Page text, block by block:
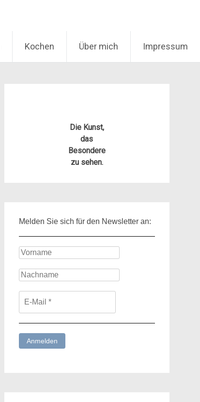
Kochen Über mich Impressum
Die Kunst,
das
Besondere
zu sehen.
Melden Sie sich für den Newsletter an: